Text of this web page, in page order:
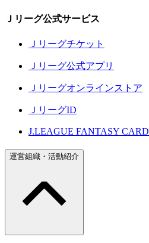
Ｊリーグ公式サービス
Ｊリーグチケット
Ｊリーグ公式アプリ
Ｊリーグオンラインストア
ＪリーグID
J.LEAGUE FANTASY CARD
運営組織・活動紹介